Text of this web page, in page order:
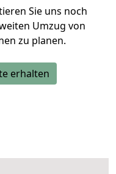
Sie uns noch
Umzug von
zu planen.
erhalten